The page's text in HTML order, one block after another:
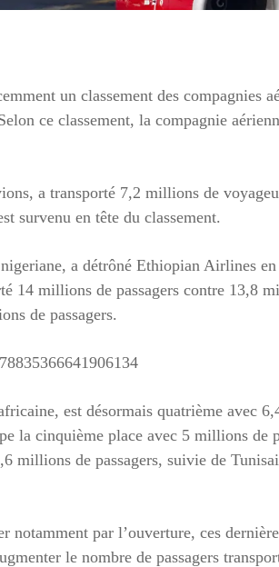
un classement des compagnies
ce classement, la compagnie
a transporté 7,2 millions de
survenu en tête du classement.
a détrôné Ethiopian Airlines
14 millions de passagers contre 13,8
de passagers.
est désormais quatrième avec
la cinquième place avec 5 millions de
millions de passagers, suivie de
par l’ouverture, ces
le nombre de passagers